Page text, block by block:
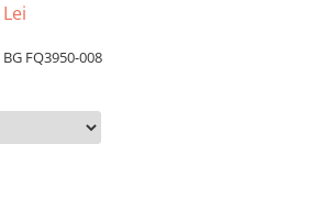
BG FQ3950-008